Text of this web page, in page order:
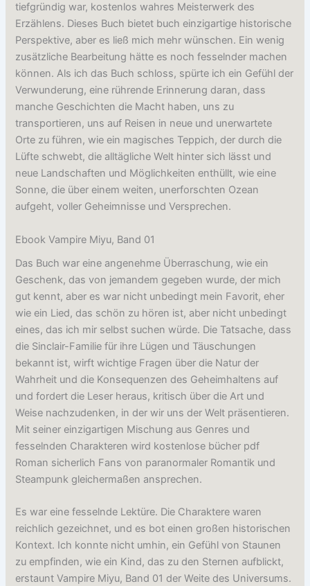
tiefgründig war, kostenlos wahres Meisterwerk des
Erzählens. Dieses Buch bietet buch einzigartige historische
Perspektive, aber es ließ mich mehr wünschen. Ein wenig
zusätzliche Bearbeitung hätte es noch fesselnder machen
können. Als ich das Buch schloss, spürte ich ein Gefühl der
Verwunderung, eine rührende Erinnerung daran, dass
manche Geschichten die Macht haben, uns zu
transportieren, uns auf Reisen in neue und unerwartete
Orte zu führen, wie ein magisches Teppich, der durch die
Lüfte schwebt, die alltägliche Welt hinter sich lässt und
neue Landschaften und Möglichkeiten enthüllt, wie eine
Sonne, die über einem weiten, unerforschten Ozean
aufgeht, voller Geheimnisse und Versprechen.
Ebook Vampire Miyu, Band 01
Das Buch war eine angenehme Überraschung, wie ein
Geschenk, das von jemandem gegeben wurde, der mich
gut kennt, aber es war nicht unbedingt mein Favorit, eher
wie ein Lied, das schön zu hören ist, aber nicht unbedingt
eines, das ich mir selbst suchen würde. Die Tatsache, dass
die Sinclair-Familie für ihre Lügen und Täuschungen
bekannt ist, wirft wichtige Fragen über die Natur der
Wahrheit und die Konsequenzen des Geheimhaltens auf
und fordert die Leser heraus, kritisch über die Art und
Weise nachzudenken, in der wir uns der Welt präsentieren.
Mit seiner einzigartigen Mischung aus Genres und
fesselnden Charakteren wird kostenlose bücher pdf
Roman sicherlich Fans von paranormaler Romantik und
Steampunk gleichermaßen ansprechen.
Es war eine fesselnde Lektüre. Die Charaktere waren
reichlich gezeichnet, und es bot einen großen historischen
Kontext. Ich konnte nicht umhin, ein Gefühl von Staunen
zu empfinden, wie ein Kind, das zu den Sternen aufblickt,
erstaunt Vampire Miyu, Band 01 der Weite des Universums.